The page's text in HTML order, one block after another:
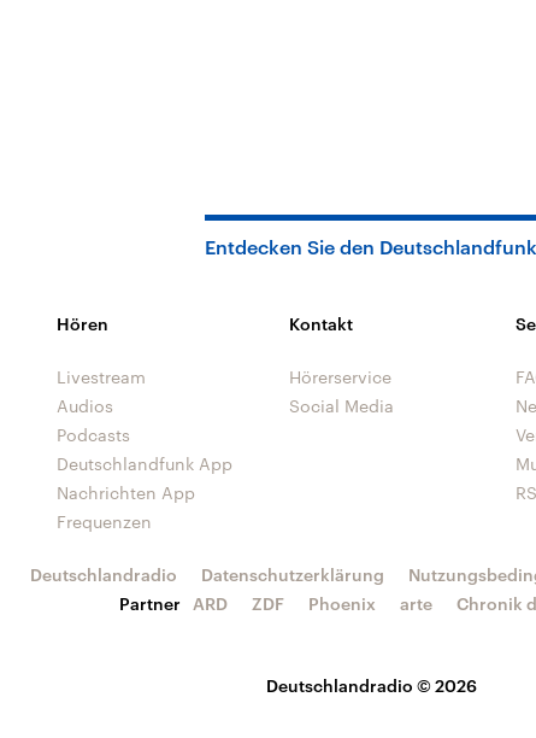
Entdecken Sie den Deutschlandfunk
Hören
Livestream
Audios
Podcasts
Deutschlandfunk App
Nachrichten App
Frequenzen
Kontakt
Hörerservice
Social Media
Deutschlandradio © 2026
Deutschlandradio Datenschutzerklärung
Partner
ARD ZDF Phoenix arte Chronik